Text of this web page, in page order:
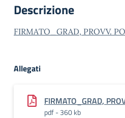
Descrizione
FIRMATO_GRAD, PROVV.
Allegati
FIRMATO_GRAD,
pdf - 360 kb